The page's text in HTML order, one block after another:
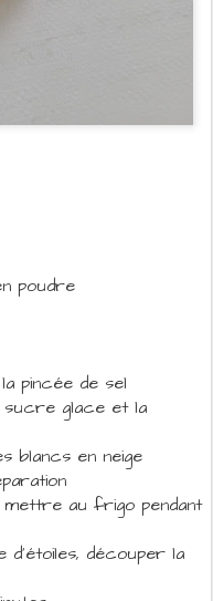
poudre
pincée de sel
sucre glace et la
blancs en neige
au frigo pendant
d'étoiles, découper la